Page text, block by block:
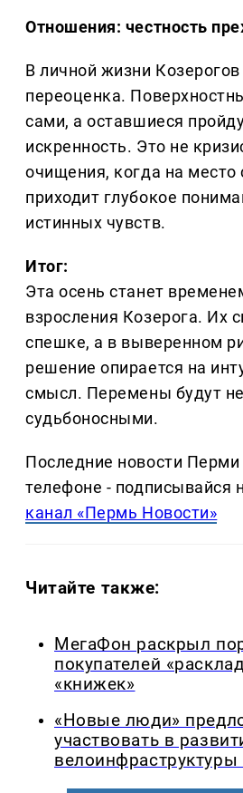
Отношения: честность
В личной жизни
переоценка.
сами, а оставшиеся
искренность. Это не
очищения, когда на место
приходит глубокое
истинных чувств.
Итог:
Эта осень станет
взросления Козерога. Их
спешке, а в выверенном
решение опирается на
смысл. Перемены будут
судьбоносными.
Последние новости
телефоне - подписывайся
канал «Пермь Новости»
Читайте также:
МегаФон раскрыл
покупателей
«книжек»
«Новые люди»
участвовать в